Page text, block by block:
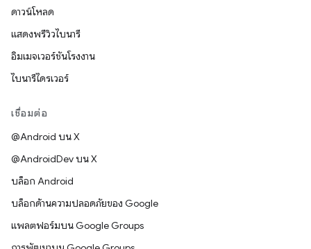
ดาวน์โหลด
แสดงพรีวิวไบนารี
อิมเมจเวอร์ชันโรงงาน
ไบนารีไดรเวอร์
เชื่อมต่อ
@Android บน X
@AndroidDev บน X
บล็อก Android
บล็อกด้านความปลอดภัยของ Google
แพลตฟอร์มบน Google Groups